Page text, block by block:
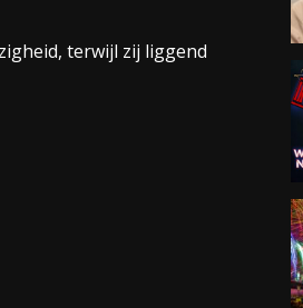
terwijl zij liggend